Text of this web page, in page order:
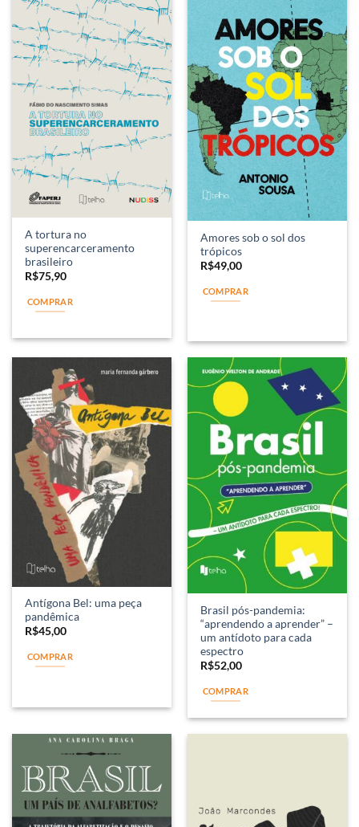
A tortura no
superencarceramento
brasileiro
R$75,90
COMPRAR
Amores sob o sol dos
trópicos
R$49,00
COMPRAR
Antígona Bel: uma peça
pandêmica
R$45,00
COMPRAR
Brasil pós-pandemia:
“aprendendo a aprender” –
um antídoto para cada
espectro
R$52,00
COMPRAR